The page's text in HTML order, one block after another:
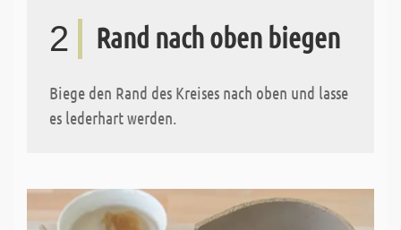
2 Rand nach oben biegen
Biege den Rand des Kreises nach oben und lasse
es lederhart werden.